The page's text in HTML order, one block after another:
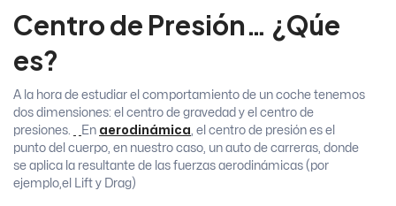
Centro de Presión… ¿Qúe
es?
A la hora de estudiar el comportamiento de un coche tenemos
dos dimensiones: el centro de gravedad y el centro de
presiones.
En aerodinámica , el centro de presión es el
punto del cuerpo, en nuestro caso, un auto de carreras, donde
se aplica la resultante de las fuerzas aerodinámicas (por
ejemplo,el Lift y Drag)